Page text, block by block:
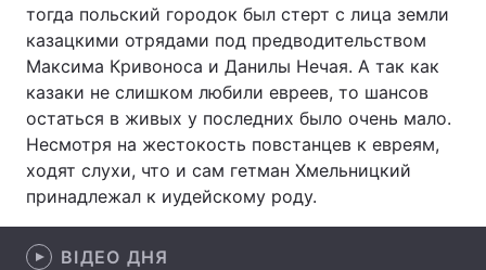
Екологія Регіони
Лонгріди
Відео з Youtube Статті
Інтерв'ю
тогда польский городок был стерт с лица земли
казацкими отрядами под предводительством
Максима Кривоноса и Данилы Нечая. А так как
казаки не слишком любили евреев, то шансов
остаться в живых у последних было очень мало.
Несмотря на жестокость повстанцев к евреям,
ходят слухи, что и сам гетман Хмельницкий
принадлежал к иудейскому роду.
ВІДЕО ДНЯ